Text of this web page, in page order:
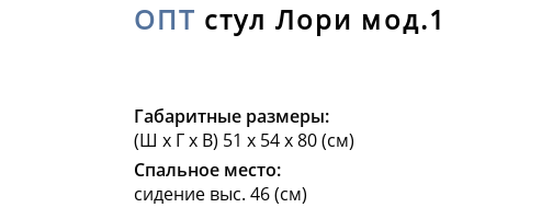
ОПТ стул Лори мод.1
Габаритные размеры:
(Ш х Г х В) 51 х 54 х 80 (см)
Спальное место:
сидение выс. 46 (см)